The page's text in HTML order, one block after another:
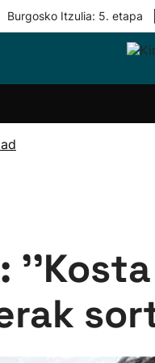
Burgosko Itzulia: 5. etapa
Taldeak